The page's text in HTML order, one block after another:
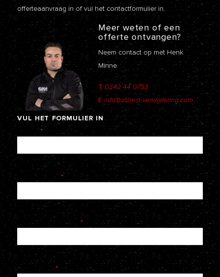
offerteaanvraag in of vul het contactformulier in.
Meer weten of een
offerte ontvangen?
Neem contact op met Henk
Minne
T 0342 44 0753
E info@asbest-verwijdering.com
VUL HET FORMULIER IN
Naam *
E-mailadres *
Telefoonnummer *
Je bericht *